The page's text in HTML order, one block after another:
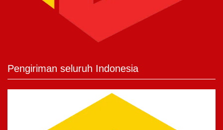
Pengiriman seluruh Indonesia